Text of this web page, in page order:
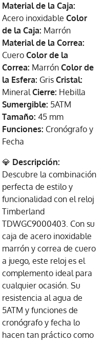
Material de la Caja:
Acero inoxidable Color
de la Caja: Marrón
Material de la Correa:
Cuero Color de la
Correa: Marrón Color de
la Esfera: Gris Cristal:
MineralCierre: Hebilla
Sumergible: 5ATM
Tamaño: 45 mm
Funciones: Cronógrafo y
Fecha
💎 Descripción:
Descubre la combinación
perfecta de estilo y
funcionalidad con el reloj
Timberland
TDWGC9000403. Con su
caja de acero inoxidable
marrón y correa de cuero
a juego, este reloj es el
complemento ideal para
cualquier ocasión. Su
resistencia al agua de
5ATM y funciones de
cronógrafo y fecha lo
hacen tan práctico como